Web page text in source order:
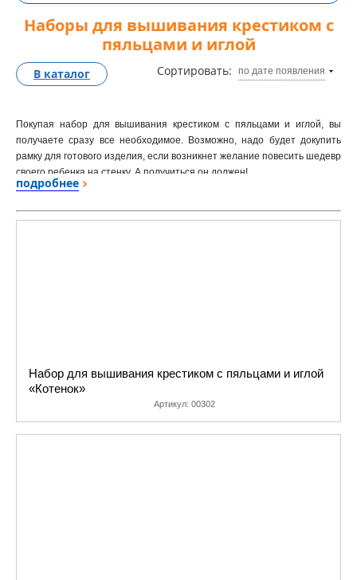
Наборы для вышивания крестиком с
пяльцами и иглой
Сортировать: по дате появления
В каталог
Покупая набор для вышивания крестиком с пяльцами и иглой, вы
получаете сразу все необходимое. Возможно, надо будет докупить
рамку для готового изделия, если возникнет желание повесить шедевр
своего ребенка на стенку. А получиться он должен!
Наличие цветной схемы позволяет представить готовое изделие, при
подобраны в необходимом количестве и нужных оттенков. Есть и
подробнее
Набор для вышивания крестиком с пяльцами и иглой
«Котенок»
Артикул: 00302